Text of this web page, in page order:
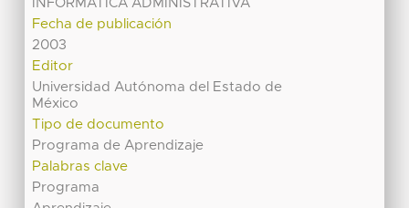
INFORMATICA ADMINISTRATIVA
Fecha de publicación
2003
Editor
Universidad Autónoma del Estado de
México
Tipo de documento
Programa de Aprendizaje
Palabras clave
Programa